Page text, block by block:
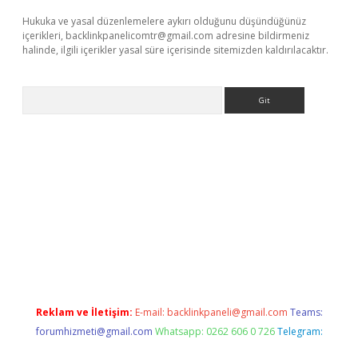
Hukuka ve yasal düzenlemelere aykırı olduğunu düşündüğünüz
içerikleri, backlinkpanelicomtr@gmail.com adresine bildirmeniz
halinde, ilgili içerikler yasal süre içerisinde sitemizden kaldırılacaktır.
Reklam ve İletişim: E-mail: backlinkpaneli@gmail.com Teams:
forumhizmeti@gmail.com Whatsapp: 0262 606 0 726 Telegram: